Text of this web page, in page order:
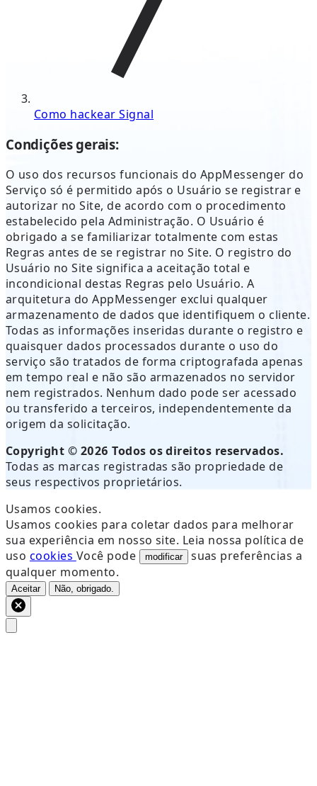
Como hackear Signal
Condições gerais:
O uso dos recursos funcionais do AppMessenger do
Serviço só é permitido após o Usuário se registrar e
autorizar no Site, de acordo com o procedimento
estabelecido pela Administração. O Usuário é
obrigado a se familiarizar totalmente com estas
Regras antes de se registrar no Site. O registro do
Usuário no Site significa a aceitação total e
incondicional destas Regras pelo Usuário. A
arquitetura do AppMessenger exclui qualquer
armazenamento de dados que identifiquem o cliente.
Todas as informações inseridas durante o registro e
quaisquer dados processados durante o uso do
serviço são tratados de forma criptografada apenas
em tempo real e não são armazenados no servidor
nem registrados. Nenhum dado pode ser acessado
ou transferido a terceiros, independentemente da
origem da solicitação.
Copyright © 2026 Todos os direitos reservados.
Todas as marcas registradas são propriedade de
seus respectivos proprietários.
Usamos cookies.
Usamos cookies para coletar dados para melhorar
sua experiência em nosso site. Leia nossa política de
uso cookies Você pode modificar suas preferências a
qualquer momento.
Aceitar Não, obrigado.